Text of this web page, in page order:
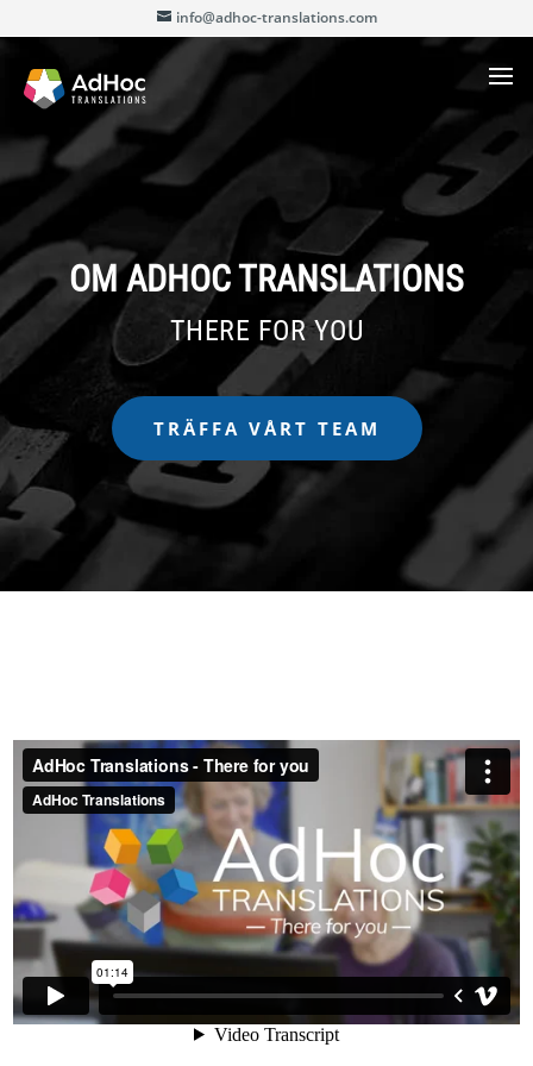
info@adhoc-translations.com
OM ADHOC TRANSLATIONS
THERE FOR YOU
TRÄFFA VÅRT TEAM